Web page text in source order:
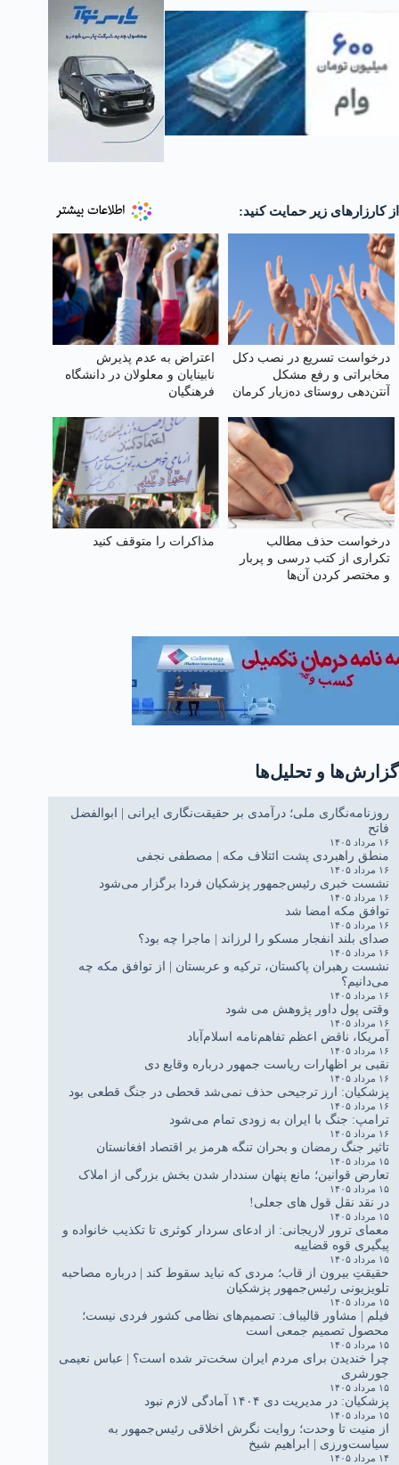
از کارزارهای زیر حمایت کنید:
درخواست تسریع در نصب دکل
مخابراتی و رفع مشکل
آنتن‌دهی روستای ده‌زیار کرمان
اعتراض به عدم پذیرش
نابینایان و معلولان در دانشگاه
فرهنگیان
درخواست حذف مطالب
تکراری از کتب درسی و پربار
و مختصر کردن آن‌ها
مذاکرات را متوقف کنید
گزارش‌ها و تحلیل‌ها
روزنامه‌نگاری ملی؛ درآمدی بر حقیقت‌نگاری ایرانی | ابوالفضل
فاتح
۱۶ مرداد ۱۴۰۵
منطق راهبردی پشت ائتلاف مکه | مصطفی نجفی
۱۶ مرداد ۱۴۰۵
نشست خبری رئیس‌جمهور پزشکیان فردا برگزار می‌شود
۱۶ مرداد ۱۴۰۵
توافق مکه امضا شد
۱۶ مرداد ۱۴۰۵
صدای بلند انفجار مسکو را لرزاند | ماجرا چه بود؟
۱۶ مرداد ۱۴۰۵
نشست رهبران پاکستان، ترکیه و عربستان | از توافق مکه چه
می‌دانیم؟
۱۶ مرداد ۱۴۰۵
وقتی پول داور پژوهش می شود
۱۶ مرداد ۱۴۰۵
آمریکا، ناقض اعظم تفاهم‌نامه اسلام‌آباد
۱۶ مرداد ۱۴۰۵
نقبی بر اظهارات ریاست جمهور درباره وقایع دی
۱۶ مرداد ۱۴۰۵
پزشکیان: ارز ترجیحی حذف نمی‌شد قحطی در جنگ قطعی بود
۱۶ مرداد ۱۴۰۵
ترامپ: جنگ با ایران به زودی تمام می‌شود
۱۶ مرداد ۱۴۰۵
تاثیر جنگ رمضان و بحران تنگه هرمز بر اقتصاد افغانستان
۱۵ مرداد ۱۴۰۵
تعارض قوانین؛ مانع پنهان سنددار شدن بخش بزرگی از املاک
۱۵ مرداد ۱۴۰۵
در نقد نقل قول های جعلی!
۱۵ مرداد ۱۴۰۵
معمای ترور لاریجانی: از ادعای سردار کوثری تا تکذیب خانواده و
پیگیری قوه قضاییه
۱۵ مرداد ۱۴۰۵
حقیقتِ بیرون از قاب؛ مردی که نباید سقوط کند | درباره مصاحبه
تلویزیونی رئیس‌جمهور پزشکیان
۱۵ مرداد ۱۴۰۵
فیلم | مشاور قالیباف: تصمیم‌های نظامی کشور فردی نیست؛
محصول تصمیم جمعی است
۱۵ مرداد ۱۴۰۵
چرا خندیدن برای مردم ایران سخت‌تر شده است؟ | عباس نعیمی
جورشری
۱۵ مرداد ۱۴۰۵
پزشکیان: در مدیریت دی ۱۴۰۴ آمادگی لازم نبود
۱۵ مرداد ۱۴۰۵
از منیت تا وحدت؛ روایت نگرش اخلاقی رئیس‌جمهور به
سیاست‌ورزی | ابراهیم شیخ
۱۴ مرداد ۱۴۰۵